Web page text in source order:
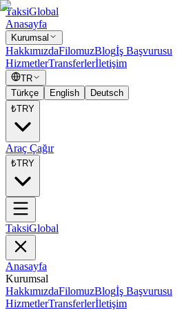
TaksiGlobal
Anasayfa
Kurumsal
HakkımızdaFilomuzBlogİş Başvurusu
HizmetlerTransferlerİletişim
TR
Türkçe
English
Deutsch
₺TRY
Araç Çağır
₺TRY
TaksiGlobal
Anasayfa
Kurumsal
HakkımızdaFilomuzBlogİş Başvurusu
HizmetlerTransferlerİletişim